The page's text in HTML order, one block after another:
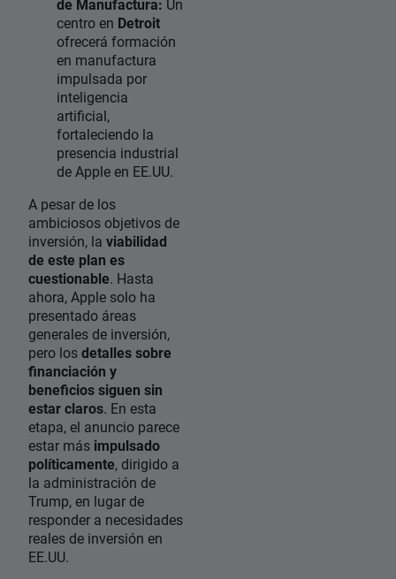
de Manufactura: Un
centro en Detroit
ofrecerá formación
en manufactura
impulsada por
inteligencia
artificial,
fortaleciendo la
presencia industrial
de Apple en EE.UU.
A pesar de los
ambiciosos objetivos de
inversión, la viabilidad
de este plan es
cuestionable. Hasta
ahora, Apple solo ha
presentado áreas
generales de inversión,
pero losdetalles sobre
financiación y
beneficios siguen sin
estar claros. En esta
etapa, el anuncio parece
estar más impulsado
políticamente, dirigido a
la administración de
Trump, en lugar de
responder a necesidades
reales de inversión en
EE.UU.